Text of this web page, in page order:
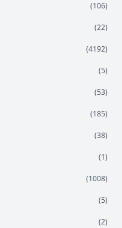
(106)
(22)
(4192)
(5)
(53)
(185)
(38)
(1)
(1008)
(5)
(2)